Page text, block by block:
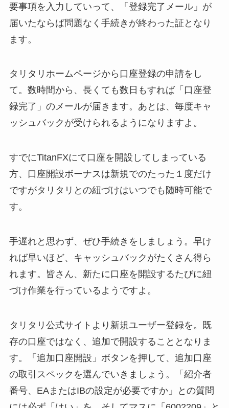
要事項を入力していって、「登録完了メール」が
届いたならば問題なく手続きが終わった証となり
ます。
タリタリホームページから口座登録の申請をし
て。数時間から、長くても数日もすれば「口座登
録完了」のメールが届きます。あとは、毎度キャ
ッシュバックが受けられるようになりますよ。
すでにTitanFXにて口座を開設してしまっている
方、口座開設ボーナスは新規でのたった１度だけ
ですがタリタリとの紐づけはいつでも随時可能で
す。
手遅れと思わず、ぜひ手続きをしましょう。早け
れば早いほど、キャッシュバックがたくさん得ら
れます。皆さん、新たに口座を開設するたびに紐
づけ作業を行っているようですよ。
タリタリ公式サイトより新規ユーザー登録を。既
存の口座ではなく、追加で開設することとなりま
す。「追加口座開設」ボタンを押して、追加口座
の取引スペックを選んでいきましょう。「紹介者
番号、EAまたはIBの設定が必要ですか」との質問